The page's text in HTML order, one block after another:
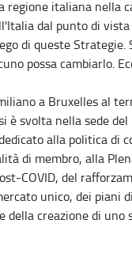
regione italiana nella
dal punto di
di queste
possa cambiarlo.
a Bruxelles al
è svolta nella sede
alla politica di
di membro, alla
COVID, del
unico, dei piani
creazione di